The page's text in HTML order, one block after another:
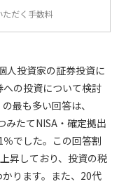
だく手数料
人投資家の証券投資に
の投資について検討
最も多い回答は、
みたてNISA・確定拠出
でした。この回答割
昇しており、投資の税
ります。また、20代